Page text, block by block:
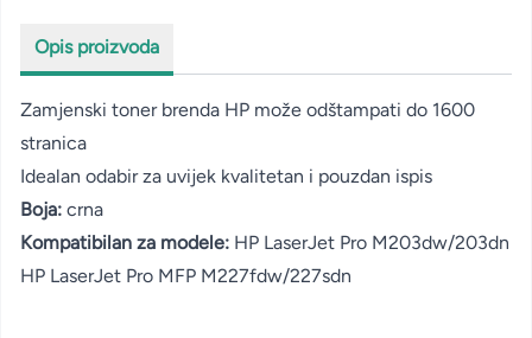
Opis proizvoda
Zamjenski toner brenda HP može odštampati do 1600
stranica
Idealan odabir za uvijek kvalitetan i pouzdan ispis
Boja: crna
Kompatibilan za modele: HP LaserJet Pro M203dw/203dn
HP LaserJet Pro MFP M227fdw/227sdn